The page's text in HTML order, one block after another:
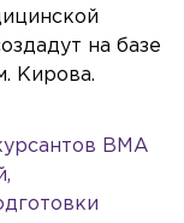
на базе
Кирова.
ВМА